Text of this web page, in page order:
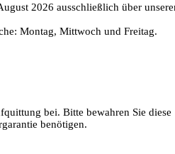
2026 ausschließlich über
Montag, Mittwoch und Freitag.
bei. Bitte bewahren Sie diese
benötigen.